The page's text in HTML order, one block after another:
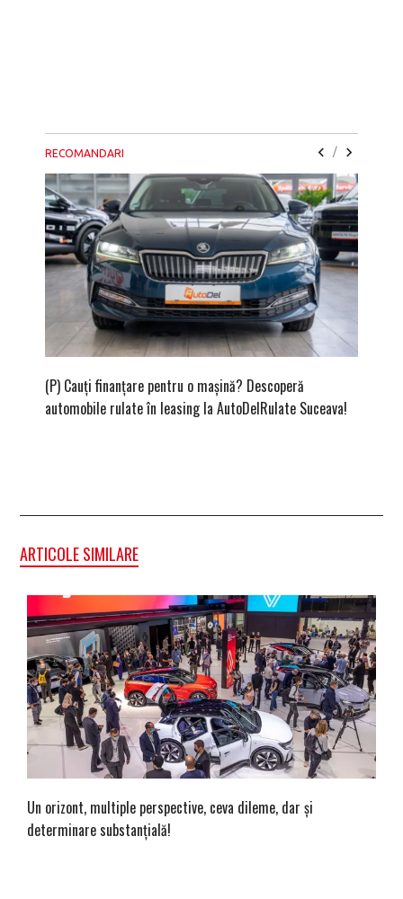
RECOMANDARI /
(P) Cauți finanțare pentru o mașină? Descoperă
automobile rulate în leasing la AutoDelRulate Suceava!
ARTICOLE SIMILARE
Un orizont, multiple perspective, ceva dileme, dar și
determinare substanțială!